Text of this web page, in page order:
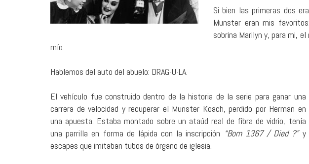
Si bien las primeras dos
Munster eran mis
sobrina Marilyn y, para mi,
mío.
Hablemos del auto del abuelo: DRAG-U-LA.
El vehículo fue construido dentro de la historia de la serie para ganar una
carrera de velocidad y recuperar el Munster Koach, perdido por Herman en
una apuesta. Estaba montado sobre un ataúd real de fibra de vidrio, tenía
una parrilla en forma de lápida con la inscripción “Born 1367 / Died ?”y
escapes que imitaban tubos de órgano de iglesia.